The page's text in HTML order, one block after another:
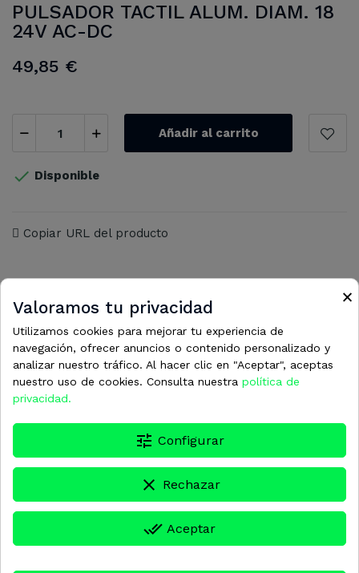
PULSADOR TACTIL ALUM. DIAM. 18
24V AC-DC
49,85 €
Añadir al carrito
 Disponible
Copiar URL del producto
12 otros productos en la misma
categoría:
×
Valoramos tu privacidad
Utilizamos cookies para mejorar tu experiencia de
navegación, ofrecer anuncios o contenido personalizado y
analizar nuestro tráfico. Al hacer clic en "Aceptar", aceptas
nuestro uso de cookies. Consulta nuestra política de
privacidad.
tune Configurar
clear Rechazar
done_all Aceptar